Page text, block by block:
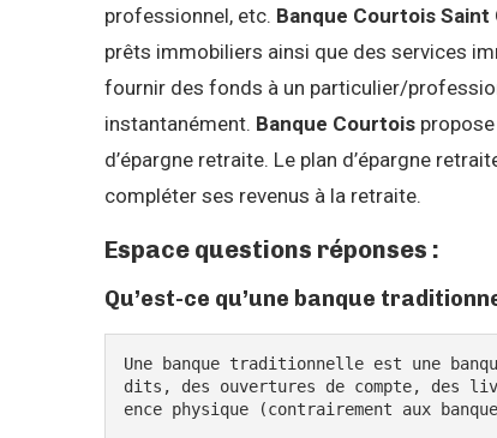
professionnel, etc. Banque Courtois Saint
prêts immobiliers ainsi que des services
fournir des fonds à un particulier/
instantanément. Banque Courtois
d’épargne retraite. Le plan d’épargne
compléter ses revenus à la retraite.
Espace questions réponses :
Qu’est-ce qu’une banque
Une banque traditionnelle est une
dits, des ouvertures de compte, des
ence physique (contrairement aux